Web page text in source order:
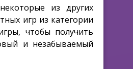
из других
игр из категории
чтобы получить
и незабываемый